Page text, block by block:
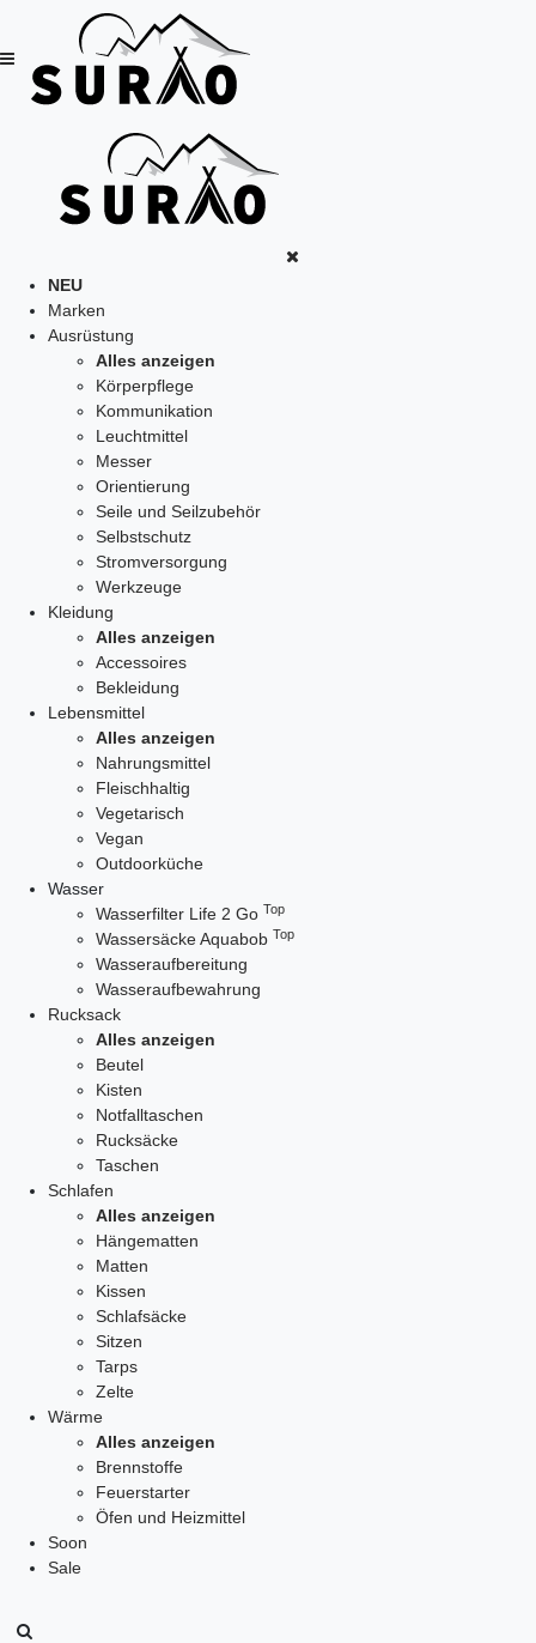
NEU
Marken
Ausrüstung
Alles anzeigen
Körperpflege
Kommunikation
Leuchtmittel
Messer
Orientierung
Seile und Seilzubehör
Selbstschutz
Stromversorgung
Werkzeuge
Kleidung
Alles anzeigen
Accessoires
Bekleidung
Lebensmittel
Alles anzeigen
Nahrungsmittel
Fleischhaltig
Vegetarisch
Vegan
Outdoorküche
Wasser
Wasserfilter Life 2 Go Top
Wassersäcke Aquabob Top
Wasseraufbereitung
Wasseraufbewahrung
Rucksack
Alles anzeigen
Beutel
Kisten
Notfalltaschen
Rucksäcke
Taschen
Schlafen
Alles anzeigen
Hängematten
Matten
Kissen
Schlafsäcke
Sitzen
Tarps
Zelte
Wärme
Alles anzeigen
Brennstoffe
Feuerstarter
Öfen und Heizmittel
Soon
Sale